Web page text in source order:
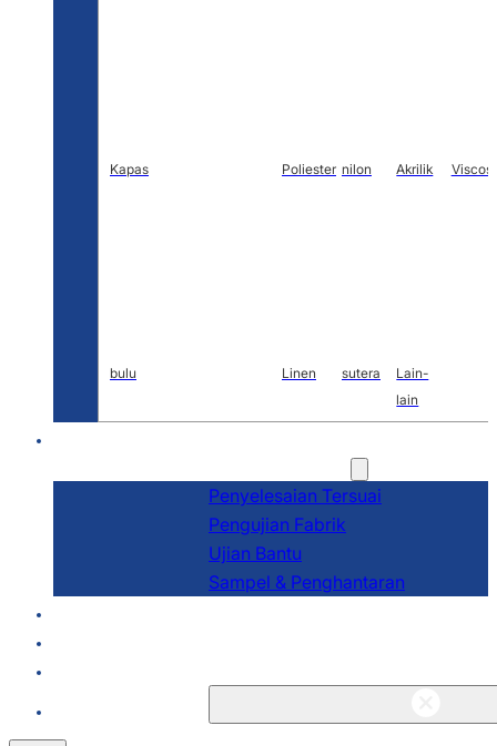
Kapas Poliester nilon Akrilik
bulu Linen sutera
Lain-
lain
Penyelesaian Tersuai
Pengujian Fabrik
Ujian Bantu
Sampel & Penghantaran